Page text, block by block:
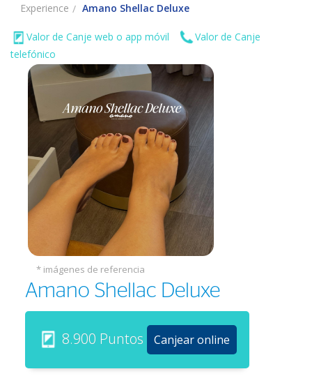
Experience Amano Shellac Deluxe
Valor de Canje web o app móvil
Valor de Canje
telefónico
* imágenes de referencia
Amano Shellac Deluxe
8.900 Puntos Canjear online